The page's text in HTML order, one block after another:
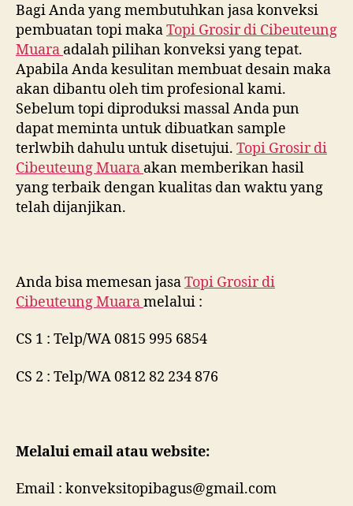
Bagi Anda yang membutuhkan jasa konveksi
pembuatan topi makaTopi Grosir di Cibeuteung
Muara adalah pilihan konveksi yang tepat.
Apabila Anda kesulitan membuat desain maka
akan dibantu oleh tim profesional kami.
Sebelum topi diproduksi massal Anda pun
dapat meminta untuk dibuatkan sample
terlwbih dahulu untuk disetujui. Topi Grosir di
Cibeuteung Muara akan memberikan hasil
yang terbaik dengan kualitas dan waktu yang
telah dijanjikan.
Anda bisa memesan jasaTopi Grosir di
Cibeuteung Muaramelalui :
CS 1 : Telp/WA 0815 995 6854
CS 2 : Telp/WA 0812 82 234 876
Melalui email atau website:
Email : konveksitopibagus@gmail.com